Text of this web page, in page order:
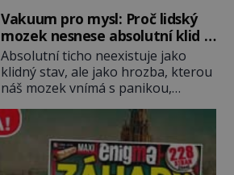
však ukazují, že kvantový svět
funguje jinak, než […]
vznikají ty nejpodivnější optické
iluze? Soustřeď se na to hlavní!
TROXLERŮV EFEKT Náš mozek
zvládne zpracovat hodně informací.
Všechny na světě ale nikoliv, musí
si vybírat! Jak to dělá? Když se […]
Vakuum pro mysl: Proč lidský
mozek nesnese absolutní klid a
začne si vymýšlet horory
Absolutní ticho neexistuje jako
klidný stav, ale jako hrozba, kterou
náš mozek vnímá s panikou,
začne okamžitě produkovat vlastní
děsivé iluze. Představte si místnost,
kde zmizí veškerý šum světa. Žádné
auta, žádný šepot, nic. Místo